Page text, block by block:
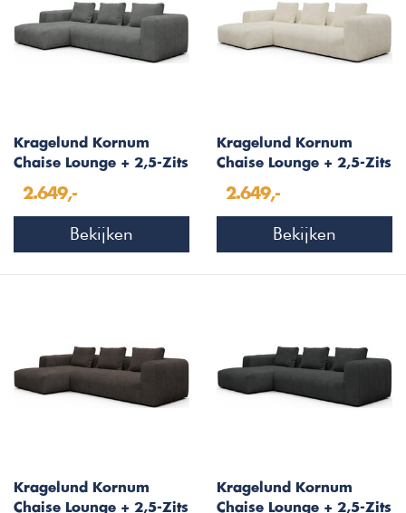
Kragelund Kornum
Chaise Lounge + 2,5-Zits
2.649,-
Bekijken
Kragelund Kornum
Chaise Lounge + 2,5-Zits
2.649,-
Bekijken
Kragelund Kornum
Chaise Lounge + 2,5-Zits
Kragelund Kornum
Chaise Lounge + 2,5-Zits